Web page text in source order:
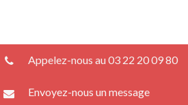
Appelez-nous au 03 22 20 09 80
Envoyez-nous un message